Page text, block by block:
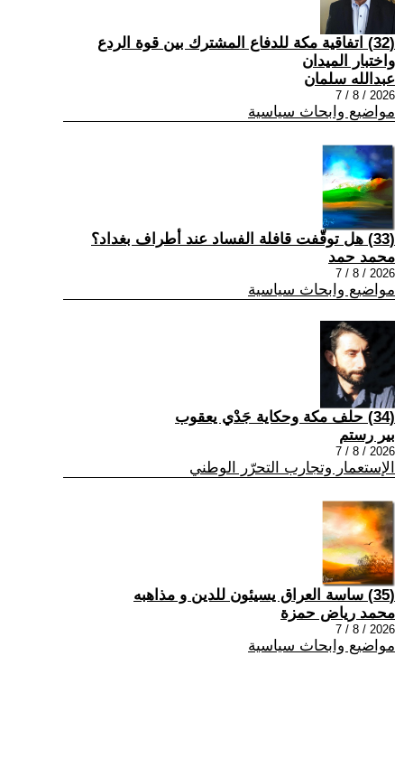
(32) اتفاقية مكة للدفاع المشترك بين قوة الردع
واختبار الميدان
عبدالله سلمان
2026 / 8 / 7
مواضيع وابحاث سياسية
(33) هل توقّفت قافلة الفساد عند أطراف بغداد؟
محمد حمد
2026 / 8 / 7
مواضيع وابحاث سياسية
(34) حلف مكة وحكاية جَدْي يعقوب
بير رستم
2026 / 8 / 7
الإستعمار وتجارب التحرّر الوطني
(35) ساسة العراق يسيئون للدين و مذاهبه
محمد رياض حمزة
2026 / 8 / 7
مواضيع وابحاث سياسية